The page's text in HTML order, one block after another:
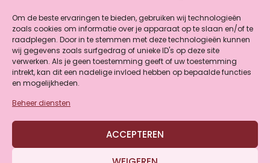
Om de beste ervaringen te bieden, gebruiken wij technologieën
zoals cookies om informatie over je apparaat op te slaan en/of te
raadplegen. Door in te stemmen met deze technologieën kunnen
wij gegevens zoals surfgedrag of unieke ID's op deze site
verwerken. Als je geen toestemming geeft of uw toestemming
intrekt, kan dit een nadelige invloed hebben op bepaalde functies
en mogelijkheden.
Beheer diensten
ACCEPTEREN
Shop
Klantenservice
4.9
Gebaseerd op 146 beoordelingen